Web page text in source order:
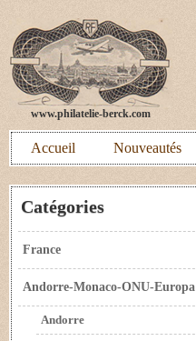
www.philatelie-berck.com
Accueil Nouveautés
Catégories
France
Andorre-Monaco-ONU-Europa
Andorre